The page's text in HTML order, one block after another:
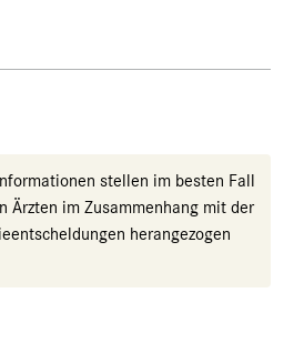
stellen im besten Fall
im Zusammenhang mit der
herangezogen